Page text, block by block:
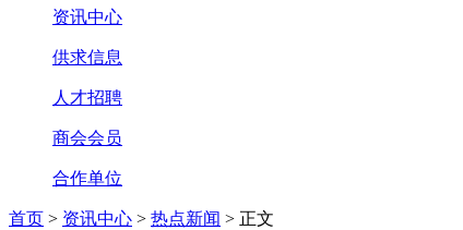
资讯中心
供求信息
人才招聘
商会会员
合作单位
首页 > 资讯中心 > 热点新闻 > 正文